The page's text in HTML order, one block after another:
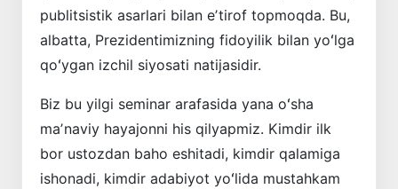
publitsistik asarlari bilan eʼtirof topmoqda. Bu,
albatta, Prezidentimizning fidoyilik bilan yoʻlga
qoʻygan izchil siyosati natijasidir.
Biz bu yilgi seminar arafasida yana oʻsha
maʼnaviy hayajonni his qilyapmiz. Kimdir ilk
bor ustozdan baho eshitadi, kimdir qalamiga
ishonadi, kimdir adabiyot yoʻlida mustahkam